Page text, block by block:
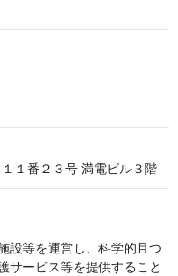
１番２３号 満電ビル３階
設等を運営し、科学的且つ
サービス等を提供すること